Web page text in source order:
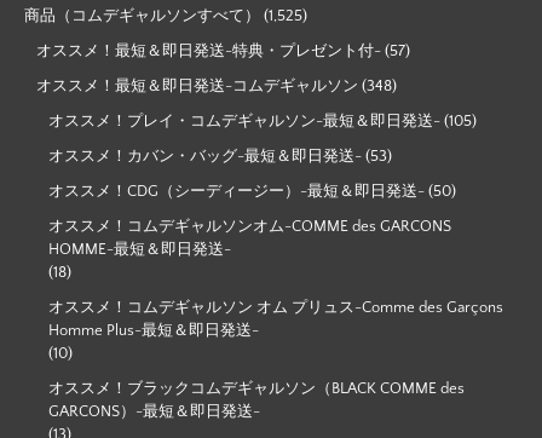
商品（コムデギャルソンすべて） (1,525)
オススメ！最短＆即日発送-特典・プレゼント付- (57)
オススメ！最短＆即日発送-コムデギャルソン (348)
オススメ！プレイ・コムデギャルソン-最短＆即日発送- (105)
オススメ！カバン・バッグ-最短＆即日発送- (53)
オススメ！CDG（シーディージー）-最短＆即日発送- (50)
オススメ！コムデギャルソンオム-COMME des GARCONS
HOMME-最短＆即日発送-
(18)
オススメ！コムデギャルソン オム プリュス-Comme des Garçons
Homme Plus-最短＆即日発送-
(10)
オススメ！ブラックコムデギャルソン（BLACK COMME des
GARCONS）-最短＆即日発送-
(13)